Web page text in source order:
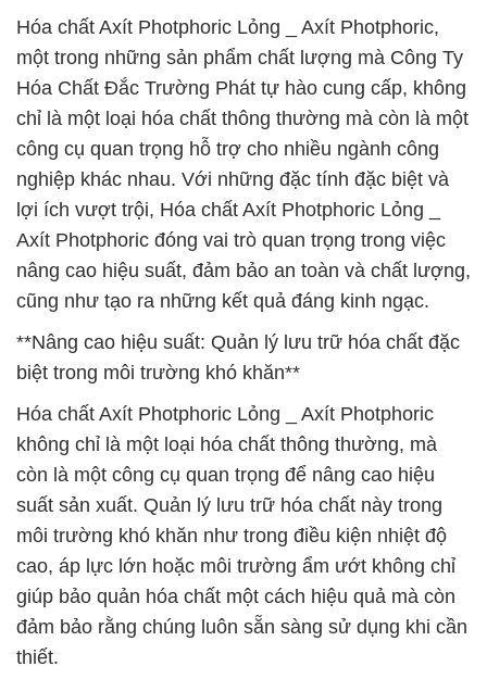
Hóa chất Axít Photphoric Lỏng _ Axít Photphoric,
một trong những sản phẩm chất lượng mà Công Ty
Hóa Chất Đắc Trường Phát tự hào cung cấp, không
chỉ là một loại hóa chất thông thường mà còn là một
công cụ quan trọng hỗ trợ cho nhiều ngành công
nghiệp khác nhau. Với những đặc tính đặc biệt và
lợi ích vượt trội, Hóa chất Axít Photphoric Lỏng _
Axít Photphoric đóng vai trò quan trọng trong việc
nâng cao hiệu suất, đảm bảo an toàn và chất lượng,
cũng như tạo ra những kết quả đáng kinh ngạc.
**Nâng cao hiệu suất: Quản lý lưu trữ hóa chất đặc
biệt trong môi trường khó khăn**
Hóa chất Axít Photphoric Lỏng _ Axít Photphoric
không chỉ là một loại hóa chất thông thường, mà
còn là một công cụ quan trọng để nâng cao hiệu
suất sản xuất. Quản lý lưu trữ hóa chất này trong
môi trường khó khăn như trong điều kiện nhiệt độ
cao, áp lực lớn hoặc môi trường ẩm ướt không chỉ
giúp bảo quản hóa chất một cách hiệu quả mà còn
đảm bảo rằng chúng luôn sẵn sàng sử dụng khi cần
thiết.